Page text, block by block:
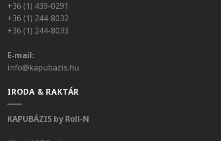
+36 (1) 439-0291
+36 (1) 244-8032
+36 (1) 244-8033
E-mail:
info@kapubazis.hu
IRODA & RAKTÁR
KAPUBÁZIS by Roll-N